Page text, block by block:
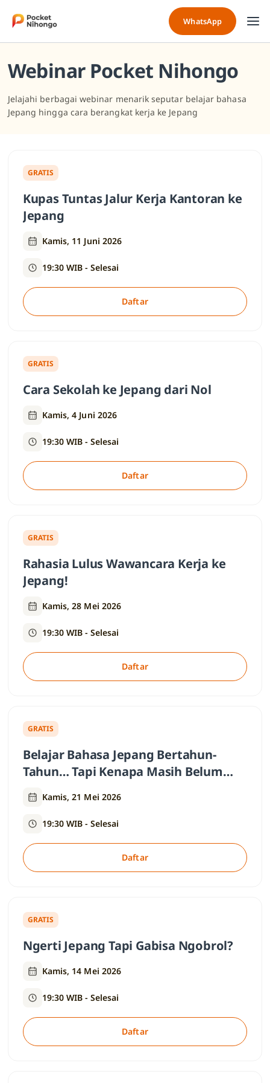
content
WhatsApp
Webinar Pocket Nihongo
Jelajahi berbagai webinar menarik seputar belajar bahasa
Jepang hingga cara berangkat kerja ke Jepang
GRATIS
Kupas Tuntas Jalur Kerja Kantoran ke
Jepang
Kamis, 11 Juni 2026
19:30 WIB - Selesai
Daftar
GRATIS
Cara Sekolah ke Jepang dari Nol
Kamis, 4 Juni 2026
19:30 WIB - Selesai
Daftar
GRATIS
Rahasia Lulus Wawancara Kerja ke
Jepang!
Kamis, 28 Mei 2026
19:30 WIB - Selesai
Daftar
GRATIS
Belajar Bahasa Jepang Bertahun-
Tahun… Tapi Kenapa Masih Belum
Bisa?
Kamis, 21 Mei 2026
19:30 WIB - Selesai
Daftar
GRATIS
Ngerti Jepang Tapi Gabisa Ngobrol?
Kamis, 14 Mei 2026
19:30 WIB - Selesai
Daftar